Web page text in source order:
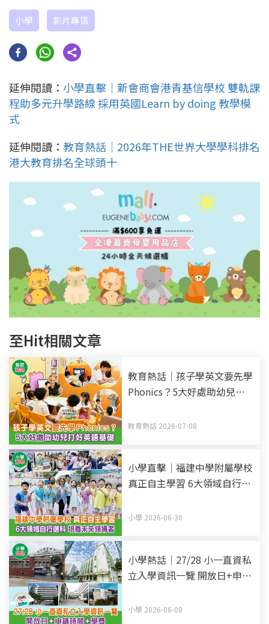
小學 影片專區
延伸閱讀： 小學直擊｜新會商會港青基信學校 雙軌課
程助多元升學路線 採用英國Learn by doing 教學模
式
延伸閱讀： 教育熱話｜2026年THE世界大學學科排名
港大教育排名全球頭十
至Hit相關文章
教育熱話｜孩子學英文要先學
Phonics？5大好處助幼兒打
教育熱話 2026-07-08
小學直擊｜福建中學附屬學校
真正自主學習 6大領域自行選
小學 2026-06-30
小學熱話｜27/28 小一直資私
立入學資訊一覽 開放日+申請
小學 2026-06-08